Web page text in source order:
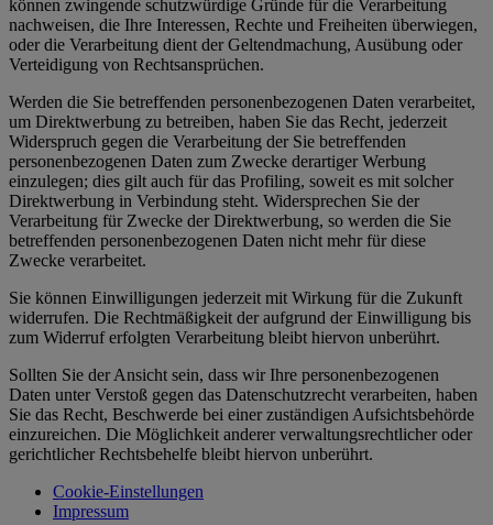
können zwingende schutzwürdige Gründe für die Verarbeitung
nachweisen, die Ihre Interessen, Rechte und Freiheiten überwiegen,
oder die Verarbeitung dient der Geltendmachung, Ausübung oder
Verteidigung von Rechtsansprüchen.
Werden die Sie betreffenden personenbezogenen Daten verarbeitet,
um Direktwerbung zu betreiben, haben Sie das Recht, jederzeit
Widerspruch gegen die Verarbeitung der Sie betreffenden
personenbezogenen Daten zum Zwecke derartiger Werbung
einzulegen; dies gilt auch für das Profiling, soweit es mit solcher
Direktwerbung in Verbindung steht. Widersprechen Sie der
Verarbeitung für Zwecke der Direktwerbung, so werden die Sie
betreffenden personenbezogenen Daten nicht mehr für diese
Zwecke verarbeitet.
Sie können Einwilligungen jederzeit mit Wirkung für die Zukunft
widerrufen. Die Rechtmäßigkeit der aufgrund der Einwilligung bis
zum Widerruf erfolgten Verarbeitung bleibt hiervon unberührt.
Sollten Sie der Ansicht sein, dass wir Ihre personenbezogenen
Daten unter Verstoß gegen das Datenschutzrecht verarbeiten, haben
Sie das Recht, Beschwerde bei einer zuständigen Aufsichtsbehörde
einzureichen. Die Möglichkeit anderer verwaltungsrechtlicher oder
gerichtlicher Rechtsbehelfe bleibt hiervon unberührt.
Cookie-Einstellungen
Impressum